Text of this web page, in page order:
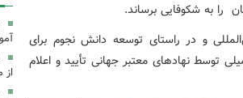
را به شکوفایی برساند.
و در راستای توسعه دانش نجوم برای
توسط نهادهای معتبر جهانی تأیید و اعلام
از